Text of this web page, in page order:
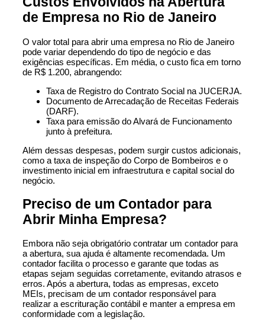
de Empresa no Rio de Janeiro
O valor total para abrir uma empresa no Rio de Janeiro
pode variar dependendo do tipo de negócio e das
exigências específicas. Em média, o custo fica em torno
de R$ 1.200, abrangendo:
Taxa de Registro do Contrato Social na JUCERJA.
Documento de Arrecadação de Receitas Federais
(DARF).
Taxa para emissão do Alvará de Funcionamento
junto à prefeitura.
Além dessas despesas, podem surgir custos adicionais,
como a taxa de inspeção do Corpo de Bombeiros e o
investimento inicial em infraestrutura e capital social do
negócio.
Preciso de um Contador para
Abrir Minha Empresa?
Embora não seja obrigatório contratar um contador para
a abertura, sua ajuda é altamente recomendada. Um
contador facilita o processo e garante que todas as
etapas sejam seguidas corretamente, evitando atrasos e
erros. Após a abertura, todas as empresas, exceto
MEIs, precisam de um contador responsável para
realizar a escrituração contábil e manter a empresa em
conformidade com a legislação.